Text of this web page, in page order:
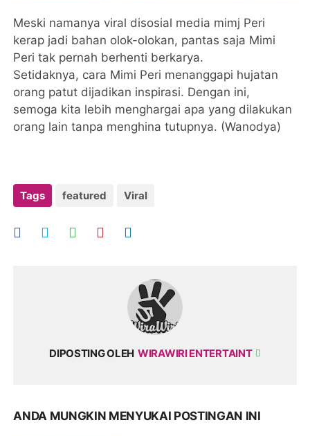
Meski namanya viral disosial media mimj Peri
kerap jadi bahan olok-olokan, pantas saja Mimi
Peri tak pernah berhenti berkarya.
Setidaknya, cara Mimi Peri menanggapi hujatan
orang patut dijadikan inspirasi. Dengan ini,
semoga kita lebih menghargai apa yang dilakukan
orang lain tanpa menghina tutupnya. (Wanodya)
Tags featured Viral
DIPOSTING OLEH WIRAWIRI ENTERTAINT
ANDA MUNGKIN MENYUKAI POSTINGAN INI